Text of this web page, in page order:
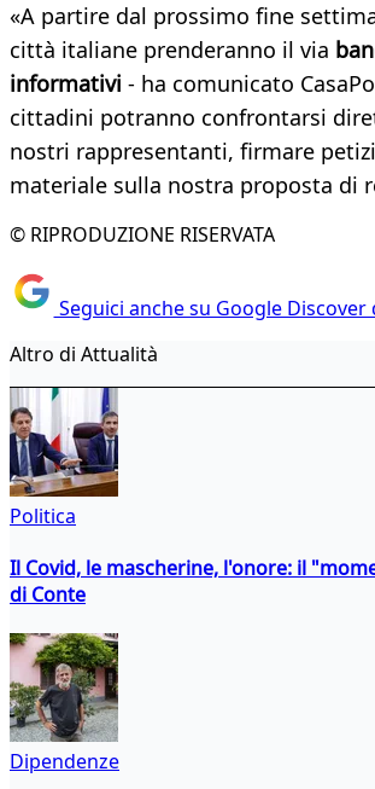
«A partire dal prossimo fine
città italiane prenderanno il via
informativi - ha comunicato
cittadini potranno confrontarsi
nostri rappresentanti, firmare
materiale sulla nostra proposta di
© RIPRODUZIONE RISERVATA
Seguici anche su Google Discover
Altro di Attualità
Politica
Il Covid, le mascherine, l'onore: il
di Conte
Dipendenze